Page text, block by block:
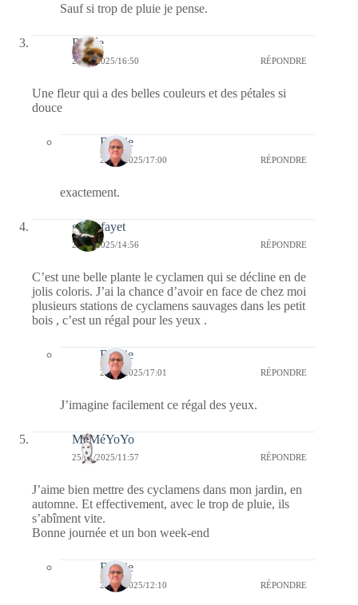
Sauf si trop de pluie je pense.
Renée
25/01/2025/16:50 RÉPONDRE
Une fleur qui a des belles couleurs et des pétales si
douce
Bernie
28/01/2025/17:00 RÉPONDRE
exactement.
giselefayet
25/01/2025/14:56 RÉPONDRE
C’est une belle plante le cyclamen qui se décline en de
jolis coloris. J’ai la chance d’avoir en face de chez moi
plusieurs stations de cyclamens sauvages dans les petit
bois , c’est un régal pour les yeux .
Bernie
28/01/2025/17:01 RÉPONDRE
J’imagine facilement ce régal des yeux.
MéMéYoYo
25/01/2025/11:57 RÉPONDRE
J’aime bien mettre des cyclamens dans mon jardin, en
automne. Et effectivement, avec le trop de pluie, ils
s’abîment vite.
Bonne journée et un bon week-end
Bernie
25/01/2025/12:10 RÉPONDRE